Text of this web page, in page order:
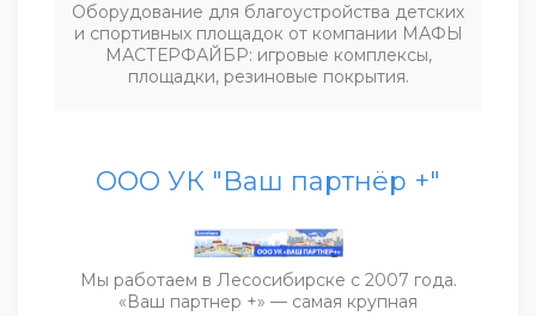
Оборудование для благоустройства детских
и спортивных площадок от компании МАФЫ
МАСТЕРФАЙБР: игровые комплексы,
площадки, резиновые покрытия.
ООО УК "Ваш партнёр +"
Мы работаем в Лесосибирске с 2007 года.
«Ваш партнер +» — самая крупная